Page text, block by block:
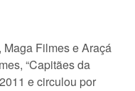
Filmes e Araçá
“Capitães da
e circulou por